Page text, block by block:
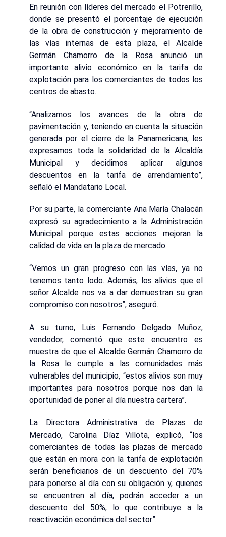
En reunión con líderes del mercado el Potrerillo,
donde se presentó el porcentaje de ejecución
de la obra de construcción y mejoramiento de
las vías internas de esta plaza, el Alcalde
Germán Chamorro de la Rosa anunció un
importante alivio económico en la tarifa de
explotación para los comerciantes de todos los
centros de abasto.
“Analizamos los avances de la obra de
pavimentación y, teniendo en cuenta la situación
generada por el cierre de la Panamericana, les
expresamos toda la solidaridad de la Alcaldía
Municipal y decidimos aplicar algunos
descuentos en la tarifa de arrendamiento”,
señaló el Mandatario Local.
Por su parte, la comerciante Ana María Chalacán
expresó su agradecimiento a la Administración
Municipal porque estas acciones mejoran la
calidad de vida en la plaza de mercado.
“Vemos un gran progreso con las vías, ya no
tenemos tanto lodo. Además, los alivios que el
señor Alcalde nos va a dar demuestran su gran
compromiso con nosotros”, aseguró.
A su turno, Luis Fernando Delgado Muñoz,
vendedor, comentó que este encuentro es
muestra de que el Alcalde Germán Chamorro de
la Rosa le cumple a las comunidades más
vulnerables del municipio, “estos alivios son muy
importantes para nosotros porque nos dan la
oportunidad de poner al día nuestra cartera”.
La Directora Administrativa de Plazas de
Mercado, Carolina Díaz Villota, explicó, “los
comerciantes de todas las plazas de mercado
que están en mora con la tarifa de explotación
serán beneficiarios de un descuento del 70%
para ponerse al día con su obligación y, quienes
se encuentren al día, podrán acceder a un
descuento del 50%, lo que contribuye a la
reactivación económica del sector”.